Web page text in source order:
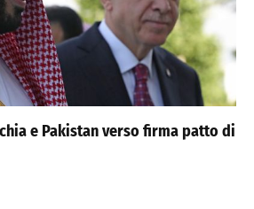
e Pakistan verso firma patto di